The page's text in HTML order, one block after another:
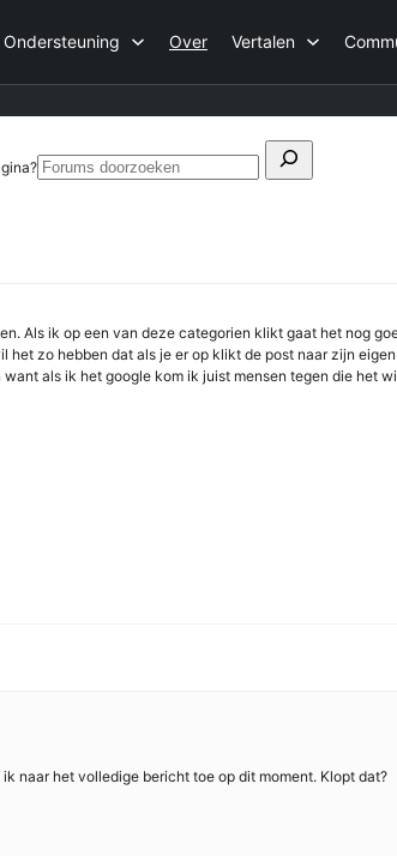
Ondersteuning Over Vertalen
Zoeken
Forums
Als ik op een van deze categorien klikt gaat het nog
het zo hebben dat als je er op klikt de post naar zijn
als ik het google kom ik juist mensen tegen die het
naar het volledige bericht toe op dit moment. Klopt dat?